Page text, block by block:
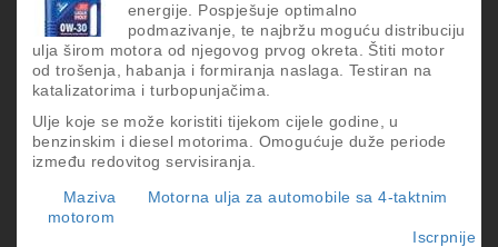
energije. Pospješuje optimalno
podmazivanje, te najbržu moguću distribuciju
ulja širom motora od njegovog prvog okreta. Štiti motor
od trošenja, habanja i formiranja naslaga. Testiran na
katalizatorima i turbopunjačima.
Ulje koje se može koristiti tijekom cijele godine, u
benzinskim i diesel motorima. Omogućuje duže periode
između redovitog servisiranja.
Maziva
Motorna ulja za automobile sa 4-taktnim
motorom
Iscrpnije